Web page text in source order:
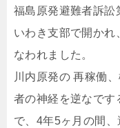
福島原発避難者訴訟
いわき支部で開かれ
なわれました。
川内原発の 再稼働
者の神経を逆なです
で、4年5ヶ月の間